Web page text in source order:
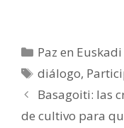
Categorías
Paz en Euskadi
Etiquetas
diálogo,
Basagoiti: las
de cultivo para